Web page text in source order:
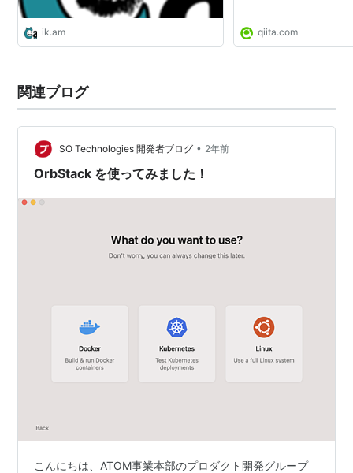
ik.am qiita.com
関連ブログ
SO Technologies 開発者ブログ • 2年前
OrbStack を使ってみました！
こんにちは、ATOM事業本部のプロダクト開発グループ